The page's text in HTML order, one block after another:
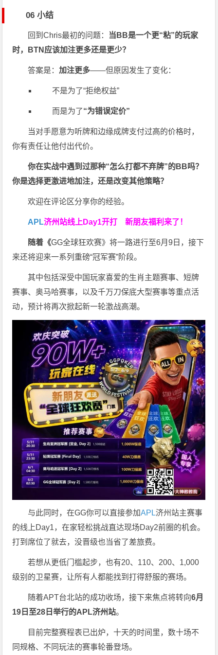
06 小结
回到Chris最初的问题： 当BB是一个更“粘”的玩家
时，BTN应该加注更多还是更少？
答案是：加注更多——但原因发生了变化：
不是为了“拒绝权益”
而是为了“为错误定价”
当对手愿意为听牌和边缘成牌支付过高的价格时，
你有责任让他付出代价。
你在实战中遇到过那种“怎么打都不弃牌”的BB吗？
你是选择更激进地加注，还是改变其他策略？
欢迎在评论区分享你的经验。
APL济州站线上Day1开打新朋友福利来了！
随着《GG全球狂欢赛》将一路进行至6月9日，接下
来还将迎来一系列重磅“冠军赛”阶段。
其中包括深受中国玩家喜爱的生肖主题赛事、短牌
赛事、奥马哈赛事，以及千万刀保底大型赛事等重点活
动，预计将再次掀起新一轮激战高潮。
与此同时，在GG你可以直接参加APL济州站主赛事
的线上Day1，在家轻松挑战直达现场Day2前圈的机会。
打到席位了就去，没晋级也当省了差旅费。
若想从更低门槛起步，也有20、110、200、1,000
级别的卫星赛，让所有人都能找到打得舒服的赛场。
随着APT台北站的成功收场，接下来焦点将转向6月
19 日至28 日举行的APL济州站。
目前完整赛程表已出炉，十天的时间里，数十场不
同规格、不同玩法的赛事轮番登场。